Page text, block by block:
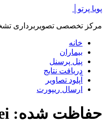
پرش
محتوا
پویا پرتو│
مرکز تخصصی تصویربرداری
خانه
بیماران
پنل پرسنل
دریافت نتایج
آپلود تصاویر
ارسال ریپورت
حفاظت شده: Panbe_tavanaiei